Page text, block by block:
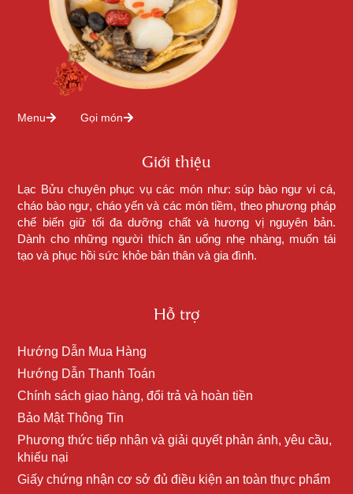
Menu Gọi món
Giới thiệu
Lạc Bửu chuyên phục vụ các món như: súp bào ngư vi cá,
cháo bào ngư, cháo yến và các món tiềm, theo phương pháp
chế biến giữ tối đa dưỡng chất và hương vị nguyên bản.
Dành cho những người thích ăn uống nhẹ nhàng, muốn tái
tạo và phục hồi sức khỏe bản thân và gia đình.
Hỗ trợ
Hướng Dẫn Mua Hàng
Hướng Dẫn Thanh Toán
Chính sách giao hàng, đổi trả và hoàn tiền
Bảo Mật Thông Tin
Phương thức tiếp nhận và giải quyết phản ánh, yêu cầu,
khiếu nại
Giấy chứng nhận cơ sở đủ điều kiện an toàn thực phẩm